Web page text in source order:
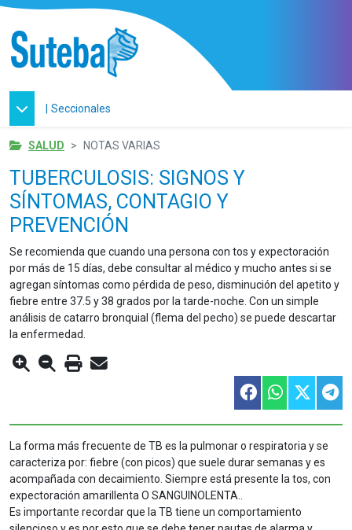
| Seccionales
SALUD NOTAS VARIAS
TUBERCULOSIS: SIGNOS Y
SÍNTOMAS, CONTAGIO Y
PREVENCIÓN
Se recomienda que cuando una persona con tos y expectoración
por más de 15 días, debe consultar al médico y mucho antes si se
agregan síntomas como pérdida de peso, disminución del apetito y
fiebre entre 37.5 y 38 grados por la tarde-noche. Con un simple
análisis de catarro bronquial (flema del pecho) se puede descartar
la enfermedad.
La forma más frecuente de TB es la pulmonar o respiratoria y se
caracteriza por: fiebre (con picos) que suele durar semanas y es
acompañada con decaimiento. Siempre está presente la tos, con
expectoración amarillenta O SANGUINOLENTA..
Es importante recordar que la TB tiene un comportamiento